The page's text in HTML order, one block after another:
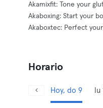
Akamixfit: Tone your
Akaboxing: Start your
Akaboxtec: Perfect
Horario
Hoy, do 9 lu